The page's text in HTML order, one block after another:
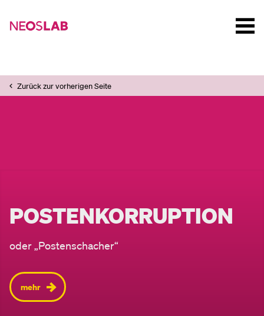
Zurück zur vorherigen Seite
POSTENKORRUPTION
oder „Postenschacher“
mehr